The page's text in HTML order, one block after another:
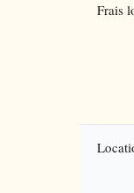
Frais